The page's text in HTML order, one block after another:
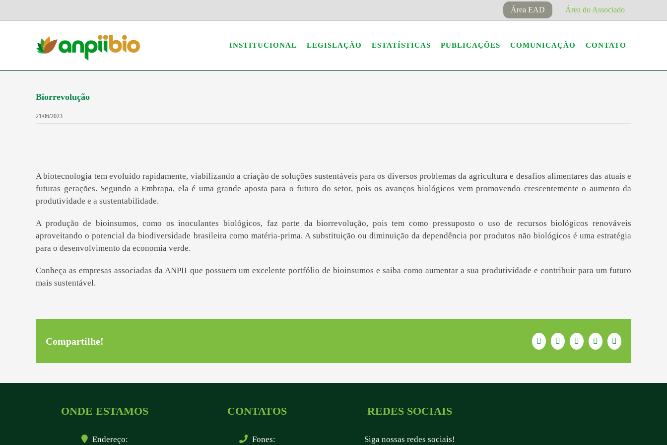
para
Área EAD Área do Associado
INSTITUCIONAL LEGISLAÇÃO ESTATÍSTICAS PUBLICAÇÕES COMUNICAÇÃO CONTATO
Biorrevolução
21/06/2023
A biotecnologia tem evoluído rapidamente, viabilizando a criação de soluções sustentáveis para os diversos problemas da agricultura e desafios alimentares das atuais e
futuras gerações. Segundo a Embrapa, ela é uma grande aposta para o futuro do setor, pois os avanços biológicos vem promovendo crescentemente o aumento da
produtividade e a sustentabilidade.
A produção de bioinsumos, como os inoculantes biológicos, faz parte da biorrevolução, pois tem como pressuposto o uso de recursos biológicos renováveis
aproveitando o potencial da biodiversidade brasileira como matéria-prima. A substituição ou diminuição da dependência por produtos não biológicos é uma estratégia
para o desenvolvimento da economia verde.
Conheça as empresas associadas da ANPII que possuem um excelente portfólio de bioinsumos e saiba como aumentar a sua produtividade e contribuir para um futuro
mais sustentável.
Compartilhe! FacebookTwitterLinkedInWhatsApp
E-
mail
ONDE ESTAMOS
Endereço:
CONTATOS
Fones:
REDES SOCIAIS
Siga nossas redes sociais!